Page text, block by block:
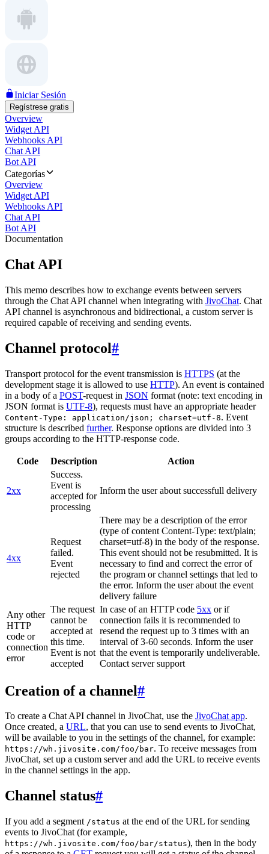
Iniciar Sesión
Regístrese gratis
Overview
Widget API
Webhooks API
Chat API
Bot API
Categorías
Overview
Widget API
Webhooks API
Chat API
Bot API
Documentation
Chat API
This memo describes how to exchange events between servers
through the Chat API channel when integrating with JivoChat. Chat
API channel is asynchronous and bidirectional, a custom server is
required capable of receiving and sending events.
Channel protocol#
Transport protocol for the event transmission is HTTPS (at the
development stage it is allowed to use HTTP). An event is contained
in a body of a POST-request in JSON format (note: text encoding in
JSON format is UTF-8), requests must have an appropriate header
Content-Type: application/json; charset=utf-8. Event
structure is described further. Response options are divided into 3
groups according to the HTTP-response code.
Code Description Action
2xx
Success.
Event is
accepted for
processing
Inform the user about successfull delivery
4xx
Request
failed.
Event
rejected
There may be a description of the error
(type of content Content-Type: text/plain;
charset=utf-8) in the body of the response.
This event should not be resubmitted. It is
necessary to find and correct the error of
the program or channel settings that led to
the error. Inform the user about the event
delivery failure
Any other
HTTP
code or
connection
error
The request
cannot be
accepted at
this time.
Event is not
accepted
In case of an HTTP code 5xx or if
connection fails it is recommended to
resend the request up to 3 times with an
interval of 3-60 seconds. Inform the user
that the event is temporarily undeliverable.
Contact server support
Creation of a channel#
To create a Chat API channel in JivoChat, use the JivoChat app.
Once created, a URL, that you can use to send events to JivoChat,
will be available to you in the settings of the channel, for example:
https://wh.jivosite.com/foo/bar. To receive messages from
JivoChat, set up a custom server and add the URL to receive events
in the channel settings in the app.
Channel status#
If you add a segment /status at the end of the URL for sending
events to JivoChat (for example,
https://wh.jivosite.com/foo/bar/status), then in the body